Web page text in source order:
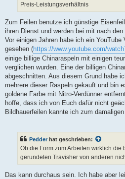
Preis-Leistungsverhältnis
Zum Feilen benutze ich günstige
ihren Dienst und werden bei mit nach
Vor einigen Jahren habe ich ein
gesehen (https://www.youtube.com/
einige billige Chinaraspeln mit einigen
verglichen wurden. Eine der billigen
abgeschnitten. Aus diesem Grund habe
mehrere dieser Raspeln gekauft und bin
goldene Farbe mit Nitro-Verdünner
hoffe, dass ich von Euch dafür nicht
Bildhauerfeilen kannte ich zum
Pedder hat geschrieben:
Ob die Form zum Arbeiten wirklich die
gerundeten Travisher von anderen
Das kann durchaus sein. Ich habe aber